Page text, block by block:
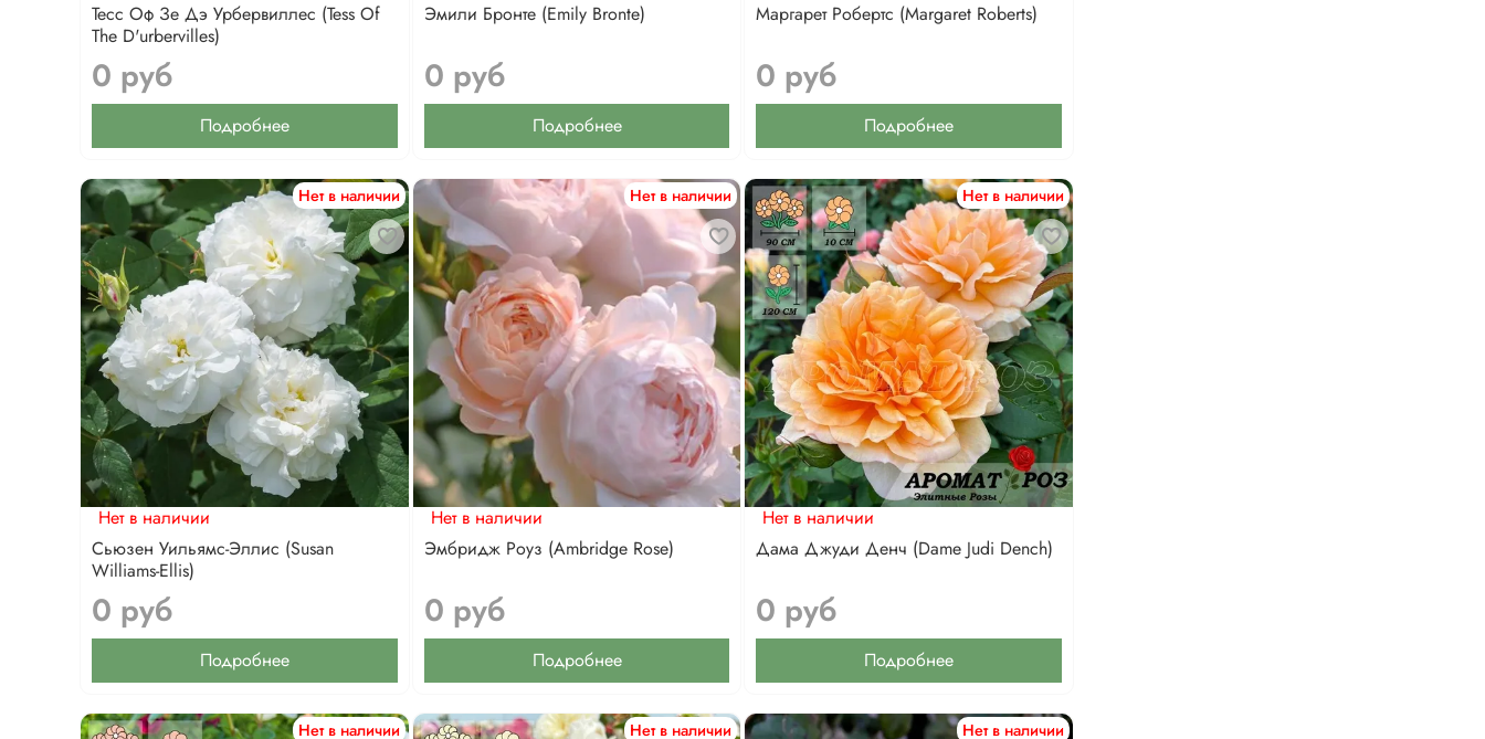
Тесс Оф Зе Дэ Урбервиллес (Tess Of
The D'urbervilles)
0 руб
Подробнее
Эмили Бронте (Emily Bronte)
0 руб
Подробнее
Маргарет Робертс (Margaret Roberts)
0 руб
Подробнее
Нет в наличии
Нет в наличии
Сьюзен Уильямс-Эллис (Susan
Williams-Ellis)
0 руб
Подробнее
Нет в наличии
Нет в наличии
Эмбридж Роуз (Ambridge Rose)
0 руб
Подробнее
Нет в наличии
Нет в наличии
Дама Джуди Денч (Dame Judi Dench)
0 руб
Подробнее
Нет в наличии Нет в наличии Нет в наличии